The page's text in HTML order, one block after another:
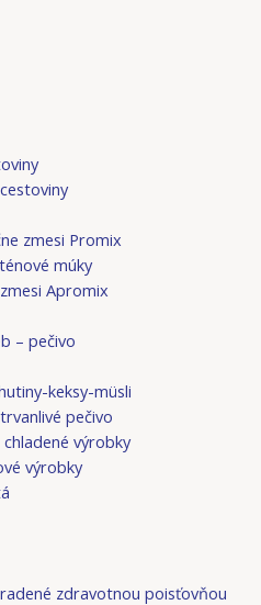
zmesi Promix
múky
Apromix
– pečivo
keksy-müsli
pečivo
výrobky
výrobky
zdravotnou poisťovňou